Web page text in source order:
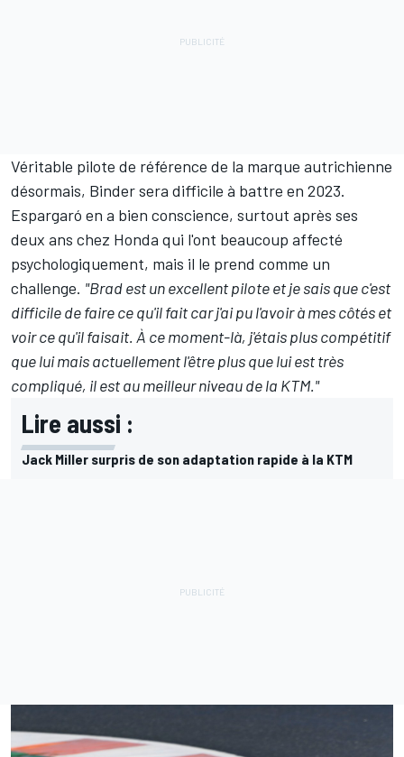
Véritable pilote de référence de la marque autrichienne
désormais, Binder sera difficile à battre en 2023.
Espargaró en a bien conscience, surtout après ses
deux ans chez Honda qui l'ont beaucoup affecté
psychologiquement, mais il le prend comme un
challenge. "Brad est un excellent pilote et je sais que c'est
difficile de faire ce qu'il fait car j'ai pu l'avoir à mes côtés et
voir ce qu'il faisait. À ce moment-là, j'étais plus compétitif
que lui mais actuellement l'être plus que lui est très
compliqué, il est au meilleur niveau de la KTM."
Lire aussi :
Jack Miller surpris de son adaptation rapide à la KTM